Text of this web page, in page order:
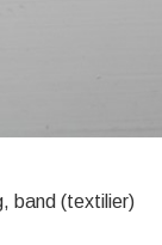
band (textilier)